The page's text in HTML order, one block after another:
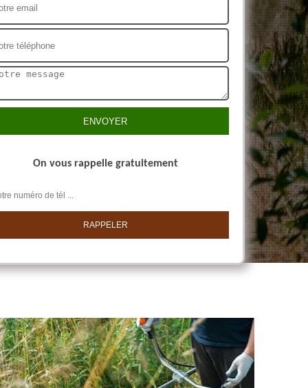
On vous rappelle gratuitement